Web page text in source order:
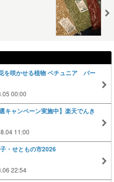
を咲かせる植物 ペチュニア バー
00:00
キャンペーン実施中】楽天でんき
11:00
・せともの市2026
22:54